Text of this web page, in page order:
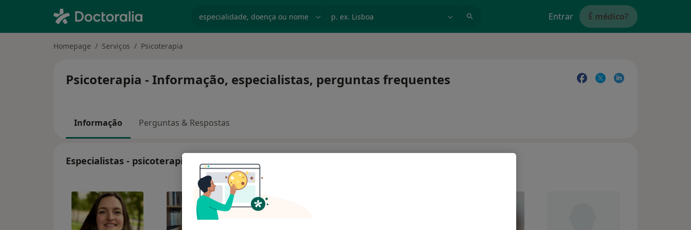
Entrar É médico?
Homepage Serviços Psicoterapia
Psicoterapia - Informação, especialistas, perguntas frequentes
Informação Perguntas & Respostas
Especialistas - psicoterapia